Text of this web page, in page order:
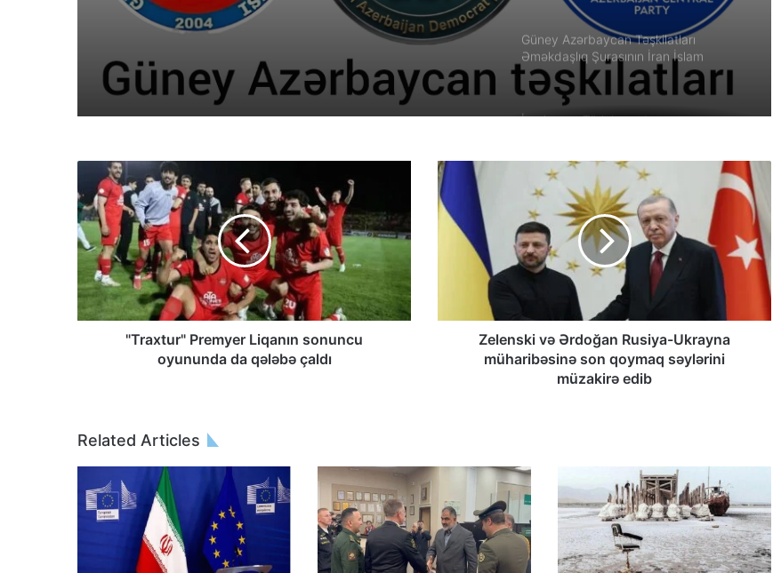
bağımsız gazeteci
Güney Azərbaycan Təşkilatları
Əməkdaşlıq Şurasının İran İslam
Respublikası rejiminin Azərbaycan
Respublikasına qarşı təcavüzkar
hücumunu qınayan bəyanatı
İran’ın son Türk hanedanının
Qacarların həqiqi varisi ortaya çıxdı –
Əhməd Şahın nəticəsi ilə ÖZƏL
MÜSAHİBƏ
Güney Azərbaycan Təşkilatları
Əməkdaşlıq Şurasının Xalq etirazlarını
dəstəkləmək və küçə etirazlarına
çağırışla bağlı bəyanatı
“Əlilliyi olan qaçqın qadınların həyat
hekayələri”
Azərbaycanlı məhbuslar Evin
həbsxanasında eyləm keçiriblər
"Traxtur" Premyer Liqanın sonuncu
oyununda da qələbə çaldı
Zelenski və Ərdoğan Rusiya-Ukrayna
müharibəsinə son qoymaq səylərini
müzakirə edib
Related Articles